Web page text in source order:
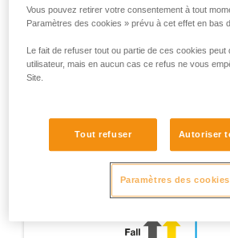
Vous pouvez retirer votre consentement à tout
Paramètres des cookies » prévu à cet effet en bas
Le fait de refuser tout ou partie de ces cookies
utilisateur, mais en aucun cas ce refus ne vous
Site.
Tout refuser Autoriser
Paramètres des cookies